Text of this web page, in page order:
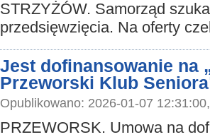
STRZYŻÓW. Samorząd
przedsięwzięcia. Na oferty
Jest dofinansowanie na
Przeworski Klub
Opublikowano: 2026-01-07
PRZEWORSK. Umowa na